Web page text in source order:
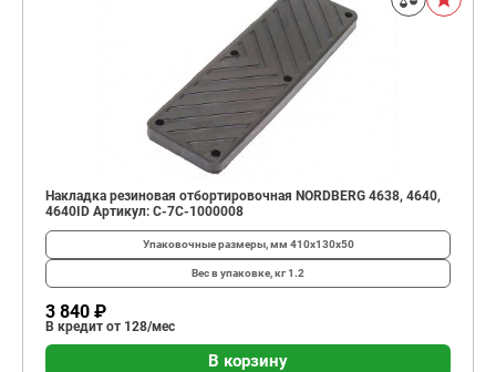
Накладка резиновая отбортировочная NORDBERG 4638, 4640,
4640ID Артикул: C-7C-1000008
Упаковочные размеры, мм 410x130x50
Вес в упаковке, кг1.2
3 840 ₽
В кредит от 128/мес
В корзину